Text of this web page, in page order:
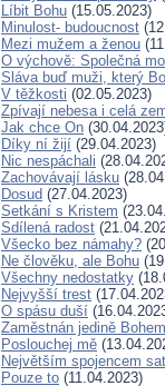
Líbit Bohu (15.05.2023)
Minulost- budoucnost
Mezi mužem a ženou
O výchově: Společná
Sláva buď muži, který
V těžkosti (02.05.2023)
Zpívají nebesa i celá
Jak chce On
Díky ní žijí (29.04.2023)
Nic nespáchali
Zachovávají lásku
Dosud (27.04.2023)
Setkání s Kristem
Sdílená radost
Všecko bez námahy?
Ne člověku, ale Bohu
Všechny nedostatky
Nejvyšší trest
O spásu duší
Zaměstnán jedině Bohem
Poslouchej mě
Největším spojencem
Pouze to (11.04.2023)